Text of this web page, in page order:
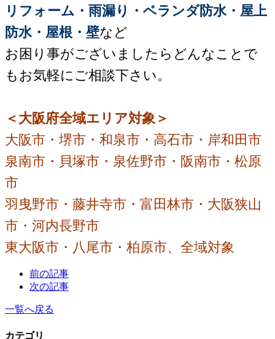
リフォーム・雨漏り・ベランダ防水・屋上
防水・屋根・壁など
お困り事がございましたらどんなことで
もお気軽にご相談下さい。
＜大阪府全域エリア対象＞
大阪市・堺市・和泉市・高石市・岸和田市
泉南市・貝塚市・泉佐野市・阪南市・松原
市
羽曳野市・藤井寺市・富田林市・大阪狭山
市・河内長野市
東大阪市・八尾市・柏原市、全域対象
前の記事
次の記事
一覧へ戻る
カテゴリ